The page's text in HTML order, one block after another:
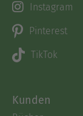
Instagram
Pinterest
TikTok
Kunden